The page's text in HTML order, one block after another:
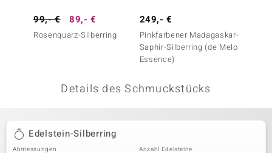
99,- € 89,- €
Rosenquarz-Silberring
249,- €
Pinkfarbener Madagaskar-
Saphir-Silberring (de Melo
Essence)
Details des Schmuckstücks
Edelstein-Silberring
Abmessungen Anzahl Edelsteine